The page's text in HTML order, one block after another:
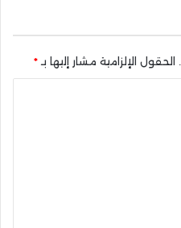
الحقول الإلزامية مشار إليها بـ *